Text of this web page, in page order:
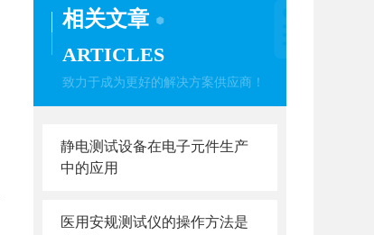
相关文章
ARTICLES
致力于成为更好的解决方案供应商！
静电测试设备在电子元件生产
中的应用
医用安规测试仪的操作方法是